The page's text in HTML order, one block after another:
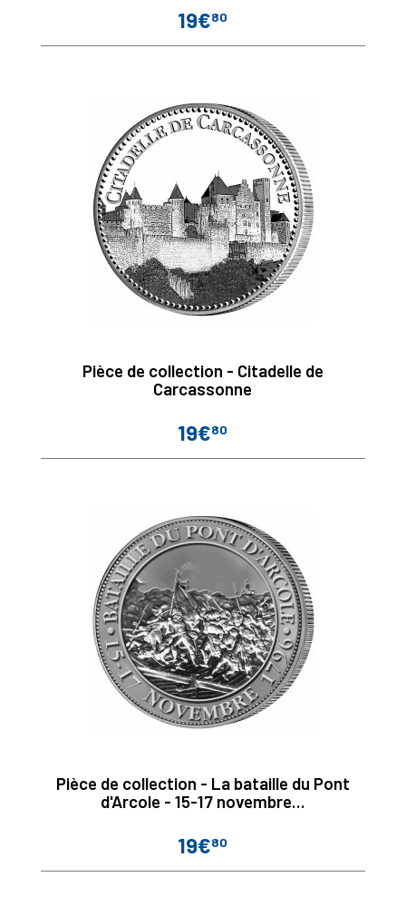
Prix
19€80
Pièce de collection - Citadelle de
Carcassonne
Prix
19€80
Pièce de collection - La bataille du Pont
d'Arcole - 15-17 novembre...
Prix
19€80